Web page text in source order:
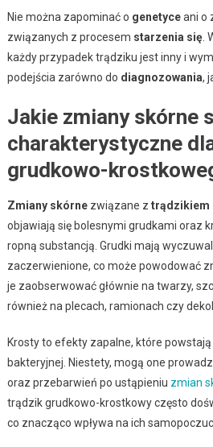
Nie można zapominać o genetyceani o
związanych z procesem starzenia się.
każdy przypadek trądziku jest inny i
podejścia zarówno do diagnozowania,
Jakie zmiany skórne
charakterystyczne
grudkowo-
Zmiany skórnezwiązane z trądzikiem
objawiają się bolesnymi grudkami oraz
ropną substancją. Grudki mają
zaczerwienione, co może powodować
je zaobserwować głównie na twarzy,
również na plecach, ramionach czy
Krosty to efekty zapalne, które
bakteryjnej. Niestety, mogą one
oraz przebarwień po ustąpieniu zmian
trądzik grudkowo-krostkowy często
co znacząco wpływa na ich